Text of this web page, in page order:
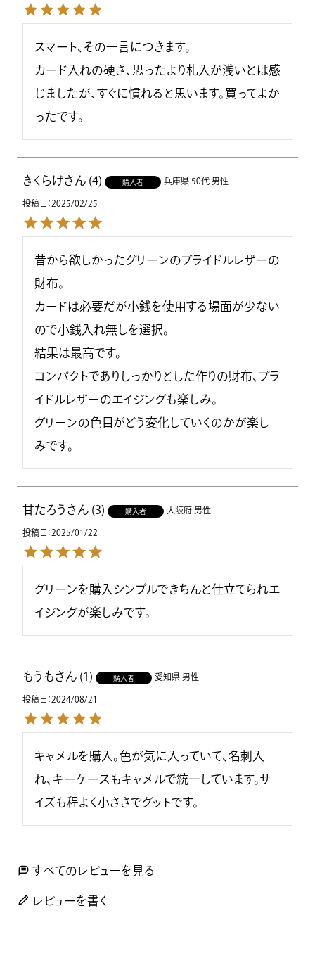
スマート、その一言につきます。
カード入れの硬さ、思ったより札入が浅いとは感
じましたが、すぐに慣れると思います。買ってよか
ったです。
きくらげ 4 購入者 兵庫県 50代 男性
投稿日 2025/02/25
昔から欲しかったグリーンのブライドルレザーの
財布。
カードは必要だが小銭を使用する場面が少ない
ので小銭入れ無しを選択。
結果は最高です。
コンパクトでありしっかりとした作りの財布、ブラ
イドルレザーのエイジングも楽しみ。
グリーンの色目がどう変化していくのかが楽し
みです。
甘たろう 3 購入者 大阪府 男性
投稿日 2025/01/22
グリーンを購入シンプルできちんと仕立てられエ
イジングが楽しみです。
もうも 1 購入者 愛知県 男性
投稿日 2024/08/21
キャメルを購入。色が気に入っていて、名刺入
れ、キーケースもキャメルで統一しています。サ
イズも程よく小ささでグットです。
すべてのレビューを見る
レビューを書く